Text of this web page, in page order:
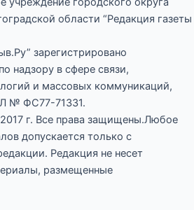
области “Редакция газеты
зарегистрировано
надзору в сфере связи,
и массовых коммуникаций,
№ ФС77-71331.
г. Все права защищены.Любое
допускается только с
Редакция не несет
размещенные